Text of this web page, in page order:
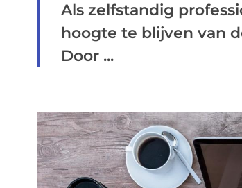
Als zelfstandig
hoogte te blijven van
Door ...